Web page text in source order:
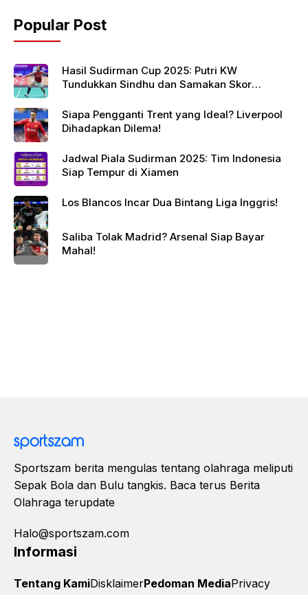
Popular Post
Hasil Sudirman Cup 2025: Putri KW
Tundukkan Sindhu dan Samakan Skor
Siapa Pengganti Trent yang Ideal? Liverpool
Dihadapkan Dilema!
Jadwal Piala Sudirman 2025: Tim Indonesia
Siap Tempur di Xiamen
Los Blancos Incar Dua Bintang Liga Inggris!
Saliba Tolak Madrid? Arsenal Siap Bayar
Mahal!
Sportszam berita mengulas tentang olahraga meliputi
Sepak Bola dan Bulu tangkis. Baca terus Berita
Olahraga terupdate
Halo@sportszam.com
Informasi
Tentang KamiDisklaimerPedoman MediaPrivacy